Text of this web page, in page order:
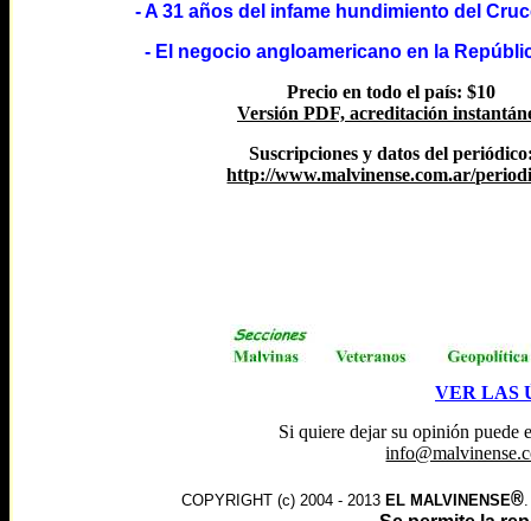
- A 31 años del infame hundimiento del
- El negocio angloamericano en la
Precio en todo el país: $10
Versión PDF, acreditación
Suscripciones y datos del
http://www.malvinense.com.ar/
VER LAS
Si quiere dejar su opinión puede
COPYRIGHT (c) 2004 - 2013 EL MALVINENSE®